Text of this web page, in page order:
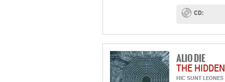
CD:
ALIO DIE
THE
HIC SUNT LEONES